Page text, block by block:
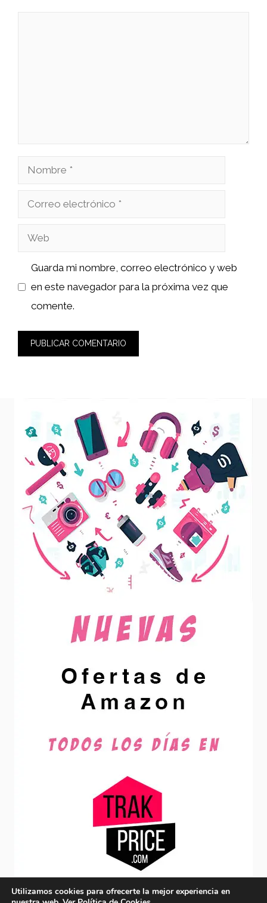
Nombre
Correo
Web
Guarda mi nombre, correo electrónico y web
en este navegador para la próxima vez que
comente.
Utilizamos cookies para ofrecerte la mejor experiencia en